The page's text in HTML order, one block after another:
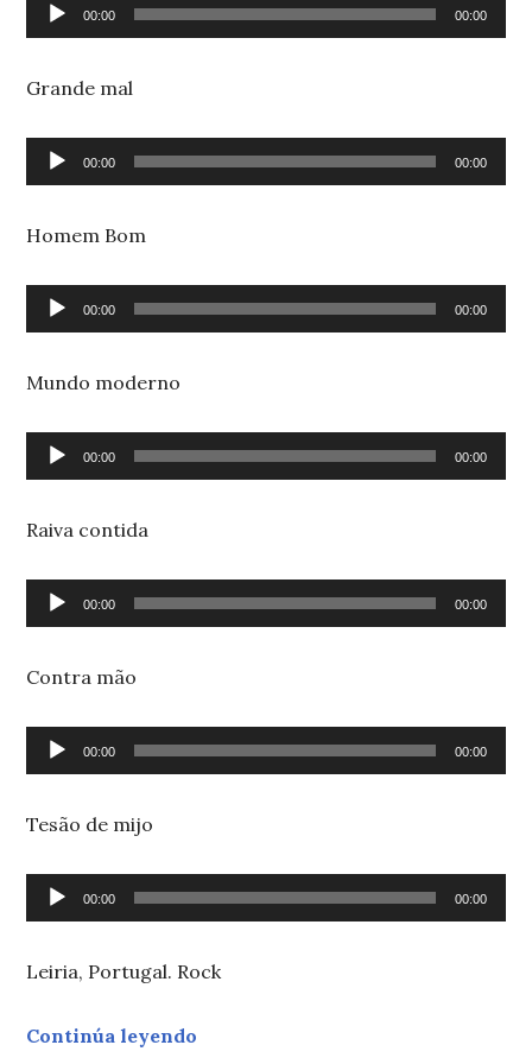
de
00:00 00:00
Grande mal
Reproductor
de
00:00 00:00
Homem Bom
Reproductor
de
00:00 00:00
Mundo moderno
Reproductor
de
00:00 00:00
Raiva contida
Reproductor
de
00:00 00:00
Contra mão
Reproductor
de
00:00 00:00
Tesão de mijo
Reproductor
de
00:00 00:00
Leiria, Portugal. Rock
Continúa leyendo